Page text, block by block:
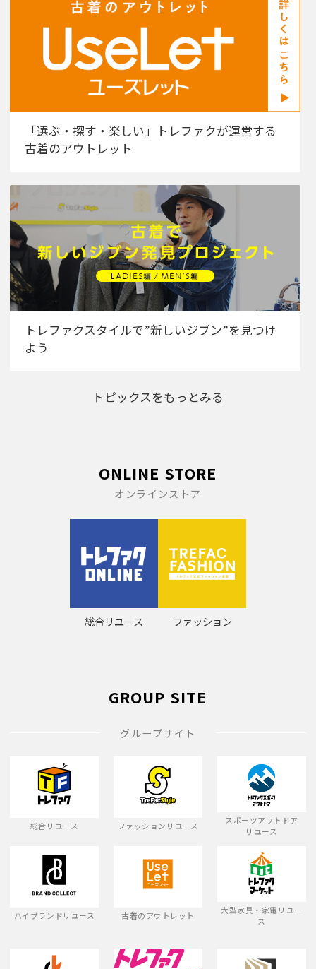
「選ぶ・探す・楽しい」トレファクが運営する
古着のアウトレット
トレファクスタイルで”新しいジブン”を見つけ
よう
トピックスをもっとみる
ONLINE STORE
オンラインストア
総合リユース ファッション
GROUP SITE
グループサイト
総合リユース ファッションリユース
スポーツアウトドア
リユース
ハイブランドリユース 古着のアウトレット
大型家具・家電リユー
ス